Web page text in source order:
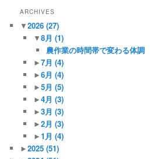
ARCHIVES
▼2026(27)
▼8月 (1)
農作業の時間帯で変わる体調
►7月 (4)
►6月 (4)
►5月 (5)
►4月 (3)
►3月 (3)
►2月 (3)
►1月 (4)
►2025(51)